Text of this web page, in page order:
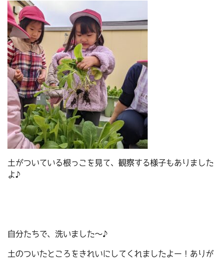
土がついている根っこを見て、観察する様子もありました
よ♪
自分たちで、洗いました～♪
土のついたところをきれいにしてくれましたよー！ありが